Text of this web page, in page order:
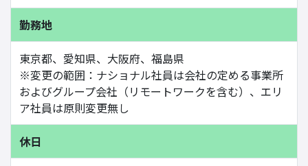
勤務地
東京都、愛知県、大阪府、福島県
※変更の範囲：ナショナル社員は会社の定める事業所
およびグループ会社（リモートワークを含む）、エリ
ア社員は原則変更無し
休日